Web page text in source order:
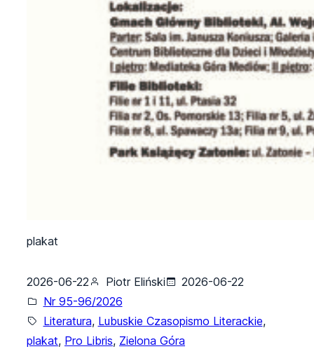
plakat
2026-06-22 Piotr Eliński
2026-06-22
Nr 95-96/2026
Literatura, Lubuskie Czasopismo Literackie,
plakat, Pro Libris, Zielona Góra